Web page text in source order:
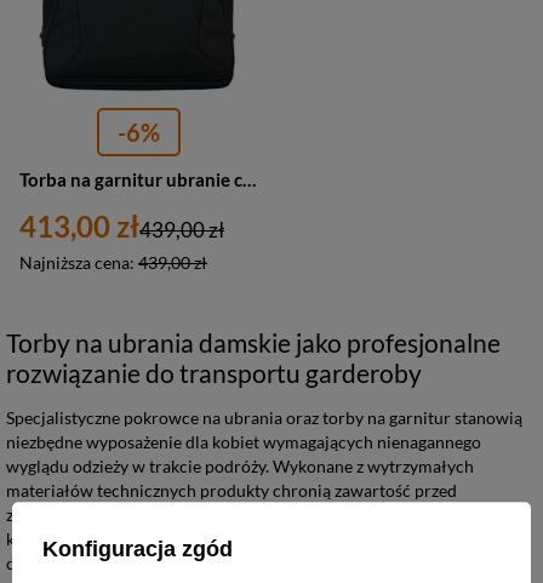
-6%
Torba na garnitur ubranie czarna - Business Travelite Mobile 1720
413,00 zł
Najniższa cena: 439,00 zł
439,00 zł
Torby na ubrania damskie jako profesjonalne
rozwiązanie do transportu garderoby
Specjalistyczne pokrowce na ubrania oraz torby na garnitur stanowią
niezbędne wyposażenie dla kobiet wymagających nienagannego
wyglądu odzieży w trakcie podróży. Wykonane z wytrzymałych
materiałów technicznych produkty chronią zawartość przed
zagnieceniami, wilgocią oraz zabrudzeniami zewnętrznymi. Ich
konstrukcja pozwala na bezpieczne przewożenie sukni, kostiumów
czy żakietów bez ryzyka utraty fasonu.
Konfiguracja zgód